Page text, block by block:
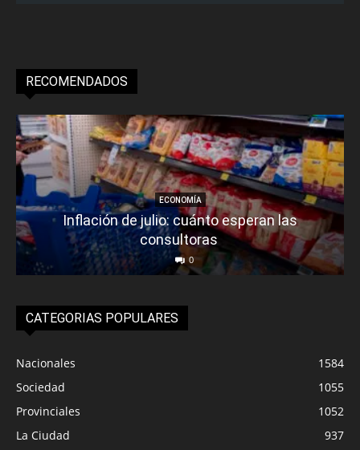
RECOMENDADOS
ECONOMÍA
Inflación de julio: cuánto esperan las
consultoras
0
CATEGORIAS POPULARES
Nacionales
1584
Sociedad
1055
Provinciales
1052
La Ciudad
937